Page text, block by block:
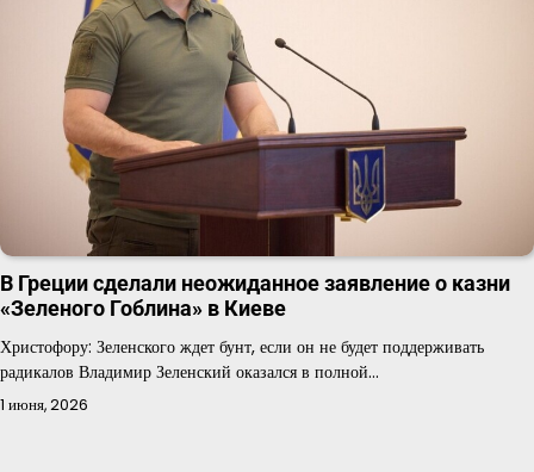
В Греции сделали неожиданное заявление о казни
«Зеленого Гоблина» в Киеве
Христофору: Зеленского ждет бунт, если он не будет поддерживать
радикалов Владимир Зеленский оказался в полной…
1 июня, 2026